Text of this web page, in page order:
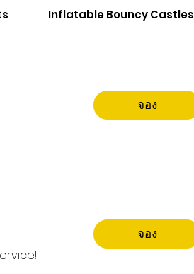
Inflatable Bouncy Castles
จอง
จอง